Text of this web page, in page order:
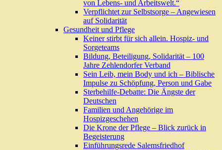
von Lebens- und Arbeitswelt.“
Verpflichtet zur Selbstsorge – Angewiesen
auf Solidarität
Gesundheit und Pflege
Keiner stirbt für sich allein. Hospiz- und
Sorgeteams
Bildung, Beteiligung, Solidarität – 100
Jahre Zehlendorfer Verband
Sein Leib, mein Body und ich – Biblische
Impulse zu Schöpfung, Person und Gabe
Sterbehilfe-Debatte: Die Ängste der
Deutschen
Familien und Angehörige im
Hospizgeschehen
Die Krone der Pflege – Blick zurück in
Begeisterung
Einführungsrede Salemsfriedhof